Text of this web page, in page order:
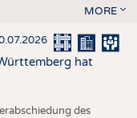
MORE
hat
des